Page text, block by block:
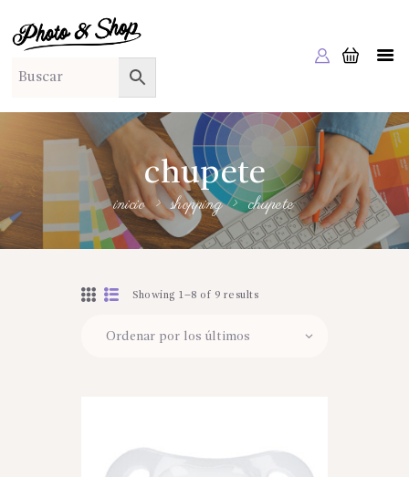
chupete
inicio shopping chupete
PHOTO & SHOP
Photo & Shop
INICIO
SOBRE NOSOTROS
SERVICIOS A EMPRESAS
NUESTRA EDITORIAL EM EDITA
TIENDA ONLINE
Showing 1–8 of 9 results